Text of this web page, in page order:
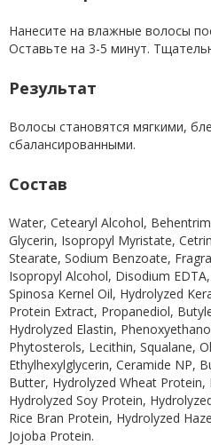
Нанесите на влажные волосы
Оставьте на 3-5 минут.
Результат
Волосы становятся мягкими,
сбалансированными.
Состав
Water, Cetearyl Alcohol,
Glycerin, Isopropyl Myristate,
Stearate, Sodium Benzoate,
Isopropyl Alcohol, Disodium
Spinosa Kernel Oil, Hydrolyzed
Protein Extract, Propanediol,
Hydrolyzed Elastin,
Phytosterols, Lecithin, Squalane,
Ethylhexylglycerin, Ceramide NP,
Butter, Hydrolyzed Wheat Protein,
Hydrolyzed Soy Protein,
Rice Bran Protein, Hydrolyzed
Jojoba Protein.